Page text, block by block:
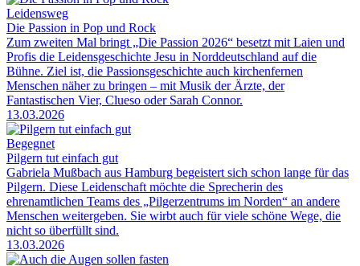
Leidensweg
Die Passion in Pop und Rock
Zum zweiten Mal bringt „Die Passion 2026“ besetzt mit Laien und
Profis die Leidensgeschichte Jesu in Norddeutschland auf die
Bühne. Ziel ist, die Passionsgeschichte auch kirchenfernen
Menschen näher zu bringen – mit Musik der Ärzte, der
Fantastischen Vier, Clueso oder Sarah Connor.
13.03.2026
Begegnet
Pilgern tut einfach gut
Gabriela Mußbach aus Hamburg begeistert sich schon lange für das
Pilgern. Diese Leidenschaft möchte die Sprecherin des
ehrenamtlichen Teams des „Pilgerzentrums im Norden“ an andere
Menschen weitergeben. Sie wirbt auch für viele schöne Wege, die
nicht so überfüllt sind.
13.03.2026